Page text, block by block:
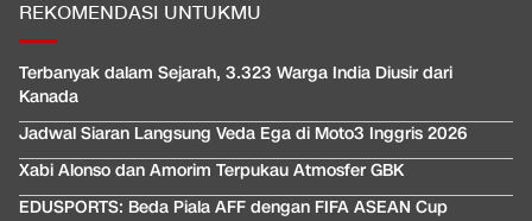
REKOMENDASI UNTUKMU
Terbanyak dalam Sejarah, 3.323 Warga India Diusir dari
Kanada
Jadwal Siaran Langsung Veda Ega di Moto3 Inggris 2026
Xabi Alonso dan Amorim Terpukau Atmosfer GBK
EDUSPORTS: Beda Piala AFF dengan FIFA ASEAN Cup